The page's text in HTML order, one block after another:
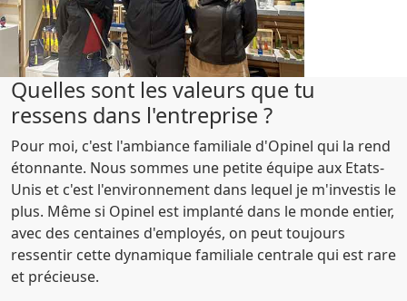
Quelles sont les valeurs que tu
ressens dans l'entreprise ?
Pour moi, c'est l'ambiance familiale d'Opinel qui la rend
étonnante. Nous sommes une petite équipe aux Etats-
Unis et c'est l'environnement dans lequel je m'investis le
plus. Même si Opinel est implanté dans le monde entier,
avec des centaines d'employés, on peut toujours
ressentir cette dynamique familiale centrale qui est rare
et précieuse.